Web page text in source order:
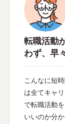
転職活動
わず、早
こんなに短
は全てキャ
で転職活動
いいのか分